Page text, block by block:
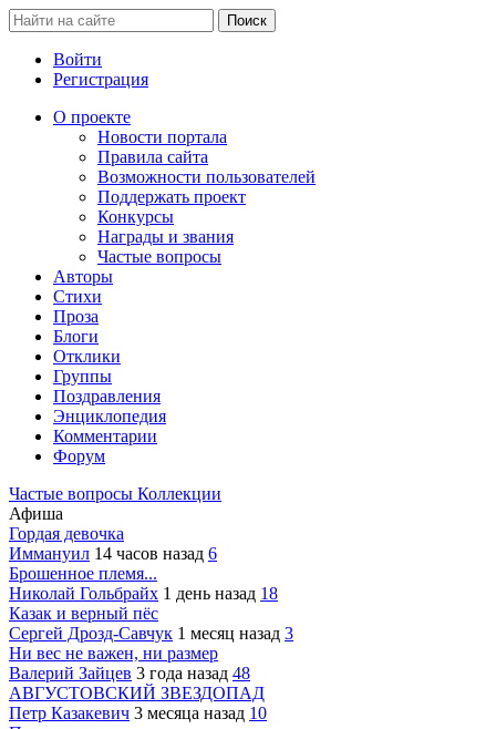
Войти
Регистрация
О проекте
Новости портала
Правила сайта
Возможности пользователей
Поддержать проект
Конкурсы
Награды и звания
Частые вопросы
Авторы
Стихи
Проза
Блоги
Отклики
Группы
Поздравления
Энциклопедия
Комментарии
Форум
Частые вопросы Коллекции
Афиша
Гордая девочка
Иммануил 14 часов назад 6
Брошенное племя...
Николай Гольбрайх 1 день назад 18
Казак и верный пёс
Сергей Дрозд-Савчук 1 месяц назад 3
Ни вес не важен, ни размер
Валерий Зайцев 3 года назад 48
АВГУСТОВСКИЙ ЗВЕЗДОПАД
Петр Казакевич 3 месяца назад 10